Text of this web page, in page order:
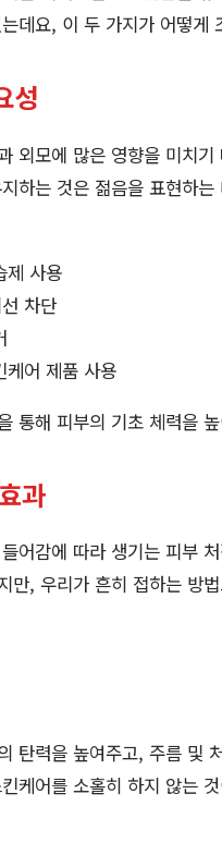
데요, 이 두 가지가 어떻게
성
외모에 많은 영향을 미치
하는 것은 젊음을 표현하
제 사용
차단
케어 제품 사용
통해 피부의 기초 체력을
과
어감에 따라 생기는 피부
만, 우리가 흔히 접하는 방
탄력을 높여주고, 주름 및
케어를 소홀히 하지 않는